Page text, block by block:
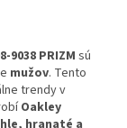
9038 PRIZM sú
mužov. Tento
trendy v
Oakley